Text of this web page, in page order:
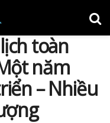
toàn
năm
– Nhiều